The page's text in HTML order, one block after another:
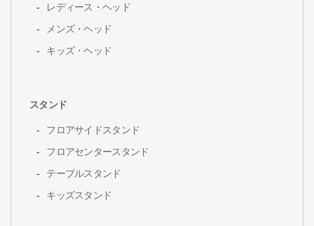
レディース・ヘッド
メンズ・ヘッド
キッズ・ヘッド
スタンド
フロアサイドスタンド
フロアセンタースタンド
テーブルスタンド
キッズスタンド